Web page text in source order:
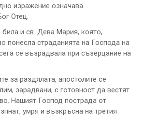
изражение означава
Отец.
била и св. Дева Мария, която,
понесла страданията на Господа на
се възрадвала при съзерцание на
за раздялата, апостолите се
зарадвани, с готовност да вестят
Нашият Господ пострада от
умря и възкръсна на третия